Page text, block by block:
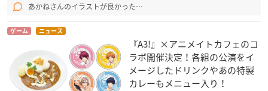
あかねさんのイラストが良かった…
ゲーム ニュース
『A3!』×アニメイトカフェのコ
ラボ開催決定！各組の公演をイ
メージしたドリンクやあの特製
カレーもメニュー入り！